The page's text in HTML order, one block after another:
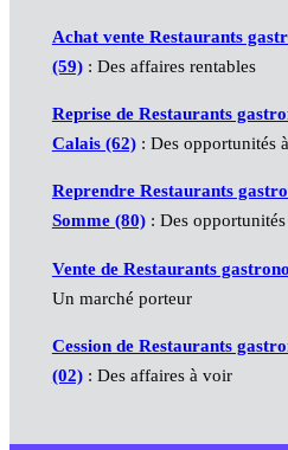
Achat vente Restaurants
(59): Des affaires rentables
Reprise de Restaurants
Calais (62): Des opportunités
Reprendre Restaurants
Somme (80): Des opportunités
Vente de Restaurants
Un marché porteur
Cession de Restaurants
(02): Des affaires à voir